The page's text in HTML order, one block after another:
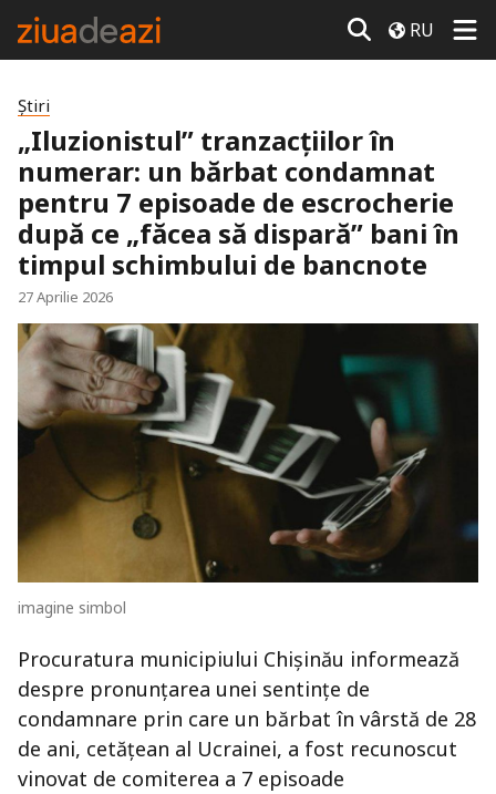
RU
Știri
„Iluzionistul” tranzacțiilor în
numerar: un bărbat condamnat
pentru 7 episoade de escrocherie
după ce „făcea să dispară” bani în
timpul schimbului de bancnote
27 Aprilie 2026
imagine simbol
Procuratura municipiului Chișinău informează
despre pronunțarea unei sentințe de
condamnare prin care un bărbat în vârstă de 28
de ani, cetățean al Ucrainei, a fost recunoscut
vinovat de comiterea a 7 episoade